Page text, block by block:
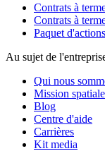
Contrats à
Contrats à
Paquet
Au sujet de
Qui nous
Mission spatiale
Blog
Centre d'aide
Carrières
Kit media